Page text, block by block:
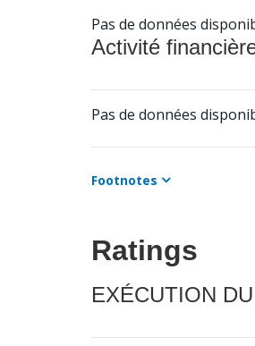
Pas de données
Activité
Pas de données
Footnotes
Ratings
EXÉCUTION